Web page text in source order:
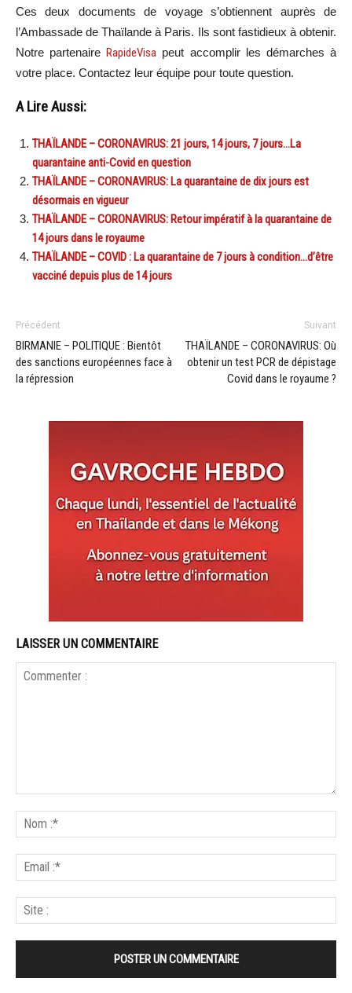
Ces deux documents de voyage s’obtiennent auprès de
l’Ambassade de Thaïlande à Paris. Ils sont fastidieux à obtenir.
Notre partenaireRapideVisa peut accomplir les démarches à
votre place. Contactez leur équipe pour toute question.
A Lire Aussi:
THAÏLANDE – CORONAVIRUS: 21 jours, 14 jours, 7 jours…La
quarantaine anti-Covid en question
THAÏLANDE – CORONAVIRUS: La quarantaine de dix jours est
désormais en vigueur
THAÏLANDE – CORONAVIRUS: Retour impératif à la quarantaine de
14 jours dans le royaume
THAÏLANDE – COVID : La quarantaine de 7 jours à condition…d’être
vacciné depuis plus de 14 jours
Précédent
BIRMANIE – POLITIQUE : Bientôt
des sanctions européennes face à
la répression
Suivant
THAÏLANDE – CORONAVIRUS: Où
obtenir un test PCR de dépistage
Covid dans le royaume ?
LAISSER UN COMMENTAIRE